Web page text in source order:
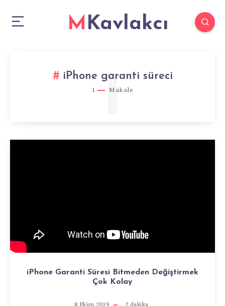
MKavlakcı
iPhone garanti süreci
1 Makale
1
iPhone Garanti Süresi Bitmeden Değiştirmek
Çok Kolay